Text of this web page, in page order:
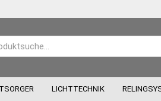
LICHTTECHNIK